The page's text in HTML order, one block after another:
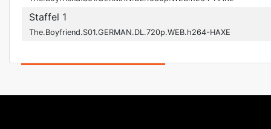
Staffel 1
The.Boyfriend.S01.GERMAN.DL.720p.WEB.h264-HAXE